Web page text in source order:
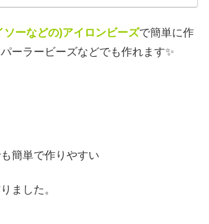
ソーなどの)アイロンビーズで簡単に作
ーラービーズなどでも作れます✨
簡単で作りやすい
ました。